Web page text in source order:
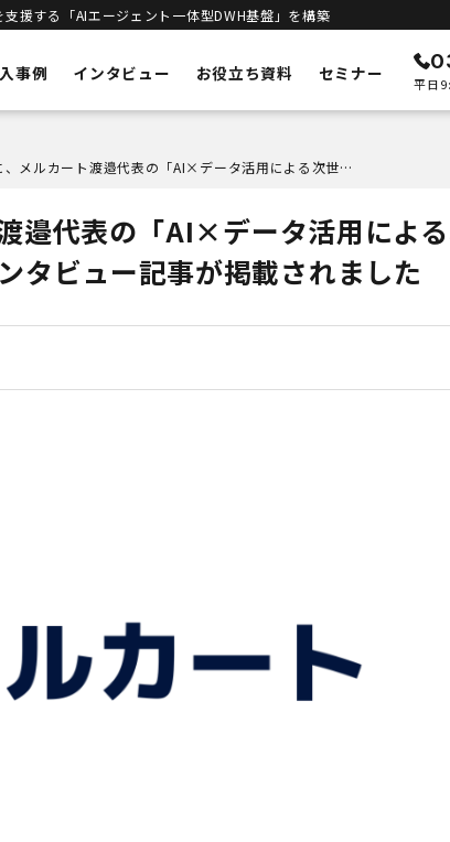
援する「AIエージェント一体型DWH基盤」を構築
立ち上げサポート
インテリジェンス
DWHとAIエージェント一体型
事例 インタビュー お役立ち資料 セミナー 平日
「TECH+」に、メルカート渡邉代表の「AI×データ活用による次世代のEC戦略」に関するインタビュー記事が掲載されました
邉代表の「AI×データ活用によ
タビュー記事が掲載されました